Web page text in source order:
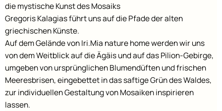
die mystische Kunst des Mosaiks
Gregoris Kalagias führt uns auf die Pfade der alten
griechischen Künste.
Auf dem Gelände von Iri.Mia nature home werden wir uns
von dem Weitblick auf die Ägäis und auf das Pilion-Gebirge,
umgeben von ursprünglichen Blumendüften und frischen
Meeresbrisen, eingebettet in das saftige Grün des Waldes,
zur individuellen Gestaltung von Mosaiken inspirieren
lassen.